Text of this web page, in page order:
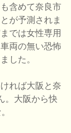
含めて奈良市
が予測されま
では女性専用
両の無い恐怖
した。
れば大阪と奈
。大阪から快